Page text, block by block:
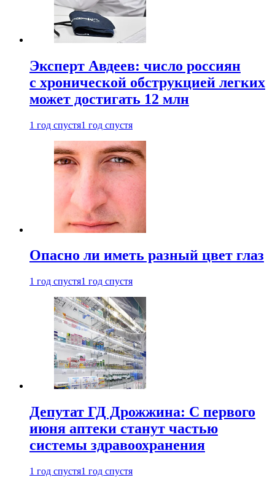
Эксперт Авдеев: число россиян
с хронической обструкцией легких
может достигать 12 млн
1 год спустя1 год спустя
Опасно ли иметь разный цвет глаз
1 год спустя1 год спустя
Депутат ГД Дрожжина: С первого
июня аптеки станут частью
системы здравоохранения
1 год спустя1 год спустя